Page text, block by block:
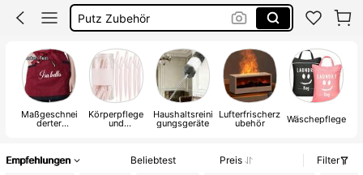
Putz Zubehör
Rasierer Damen
Maßgeschnei
derter
Körperpflege
und
Haushaltsreini
gungsgeräte
Lufterfrischerz
ubehör Wäschepflege
Empfehlungen Beliebtest Preis
Filter